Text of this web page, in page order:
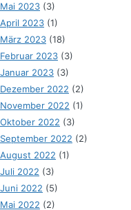
Mai 2023 (3)
April 2023 (1)
März 2023 (18)
Februar 2023 (3)
Januar 2023 (3)
Dezember 2022 (2)
November 2022 (1)
Oktober 2022 (3)
September 2022 (2)
August 2022 (1)
Juli 2022 (3)
Juni 2022 (5)
Mai 2022 (2)